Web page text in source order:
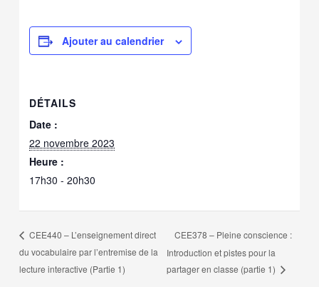
Ajouter au calendrier
DÉTAILS
Date :
22 novembre 2023
Heure :
17h30 - 20h30
CEE440 – L’enseignement direct
du vocabulaire par l’entremise de la
lecture interactive (Partie 1)
CEE378 – Pleine conscience :
Introduction et pistes pour la
partager en classe (partie 1)